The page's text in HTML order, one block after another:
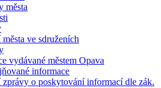
města
ve sdruženích
vydávané městem Opava
informace
o poskytování informací dle zák.